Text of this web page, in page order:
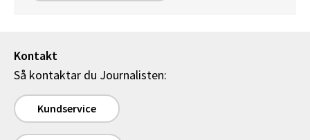
Kontakt
Så kontaktar du Journalisten:
Kundservice